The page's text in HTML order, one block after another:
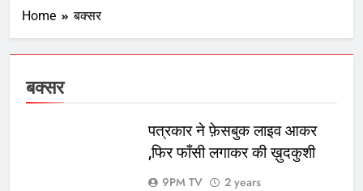
Home बक्सर
बक्सर
पत्रकार ने फ़ेसबुक लाइव आकर
,फिर फाँसी लगाकर की ख़ुदकुशी
9PM TV
2 years